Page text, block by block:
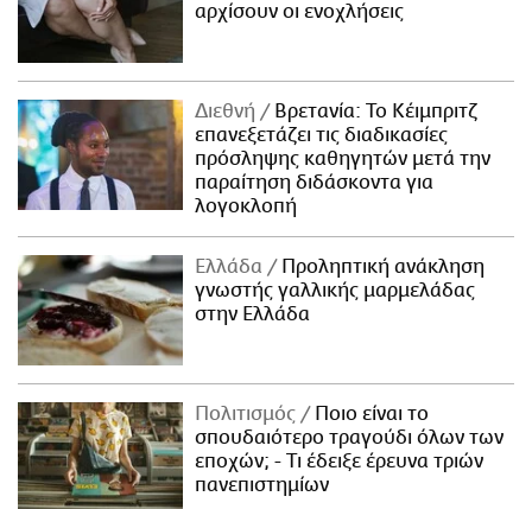
αρχίσουν οι ενοχλήσεις
Διεθνή
Βρετανία: Το Κέιμπριτζ
επανεξετάζει τις διαδικασίες
πρόσληψης καθηγητών μετά την
παραίτηση διδάσκοντα για
λογοκλοπή
Ελλάδα
Προληπτική ανάκληση
γνωστής γαλλικής μαρμελάδας
στην Ελλάδα
Πολιτισμός
Ποιο είναι το
σπουδαιότερο τραγούδι όλων των
εποχών; - Τι έδειξε έρευνα τριών
πανεπιστημίων